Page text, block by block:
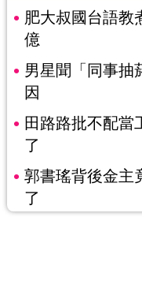
肥大叔國台語
億
男星聞「同事抽
因
田路路批不配
了
郭書瑤背後金主
了